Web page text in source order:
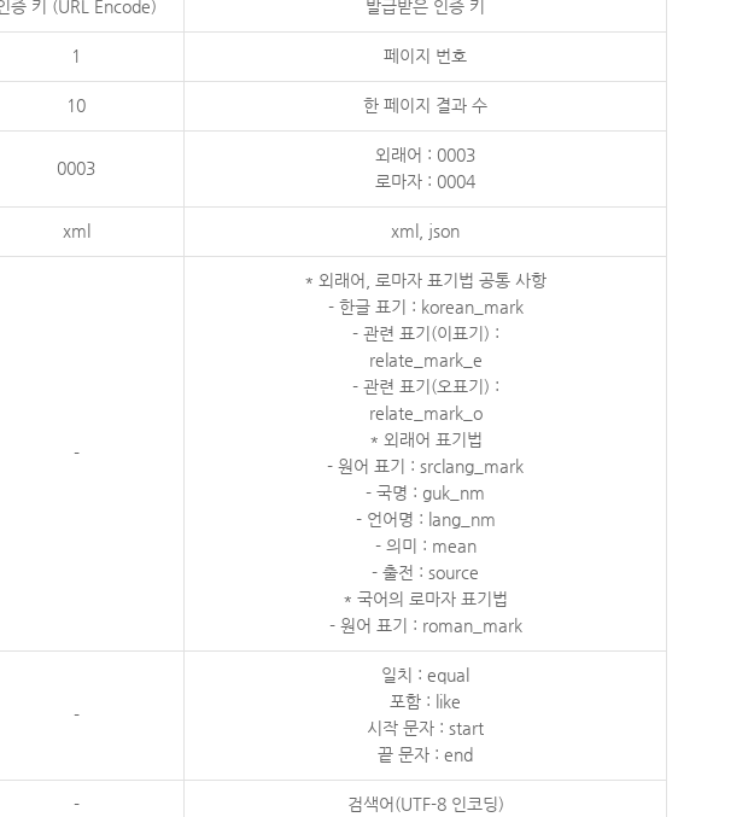
증 키 (URL Encode) 발급받은 인증 키
1 페이지 번호
10 한 페이지 결과 수
0003
외래어 : 0003
로마자 : 0004
xml xml, json
-
* 외래어, 로마자 표기법 공통 사항
- 한글 표기 : korean_mark
- 관련 표기(이표기) :
relate_mark_e
- 관련 표기(오표기) :
relate_mark_o
* 외래어 표기법
- 원어 표기 : srclang_mark
- 국명 : guk_nm
- 언어명 : lang_nm
- 의미 : mean
- 출전 : source
* 국어의 로마자 표기법
- 원어 표기 : roman_mark
-
일치 : equal
포함 : like
시작 문자 : start
끝 문자 : end
- 검색어(UTF-8 인코딩)